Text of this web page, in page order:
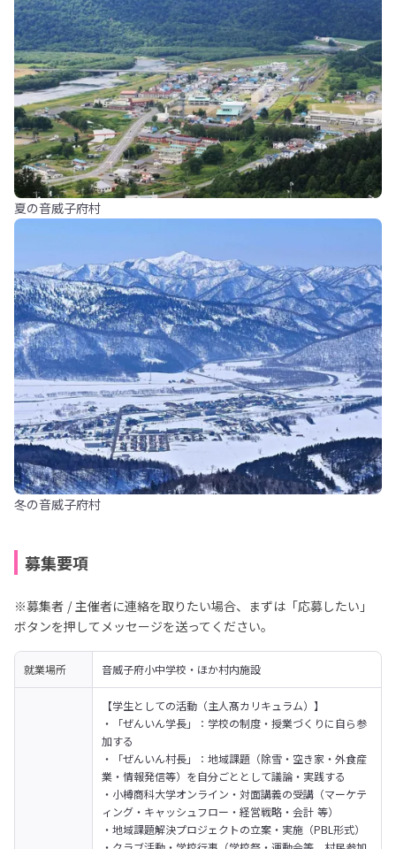
夏の音威子府村
冬の音威子府村
募集要項
※募集者 / 主催者に連絡を取りたい場合、まずは「応募したい」
ボタンを押してメッセージを送ってください。
就業場所 音威子府小中学校・ほか村内施設
【学生としての活動（主人髙カリキュラム）】
・「ぜんいん学長」：学校の制度・授業づくりに自ら参
加する
・「ぜんいん村長」：地域課題（除雪・空き家・外食産
業・情報発信等）を自分ごととして議論・実践する
・小樽商科大学オンライン・対面講義の受講（マーケテ
ィング・キャッシュフロー・経営戦略・会計 等）
・地域課題解決プロジェクトの立案・実施（PBL形式）